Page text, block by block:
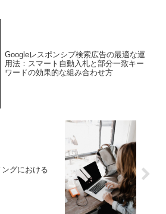
Googleレスポンシブ検索広告の最適な運
用法：スマート自動入札と部分一致キー
ワードの効果的な組み合わせ方
グにおける